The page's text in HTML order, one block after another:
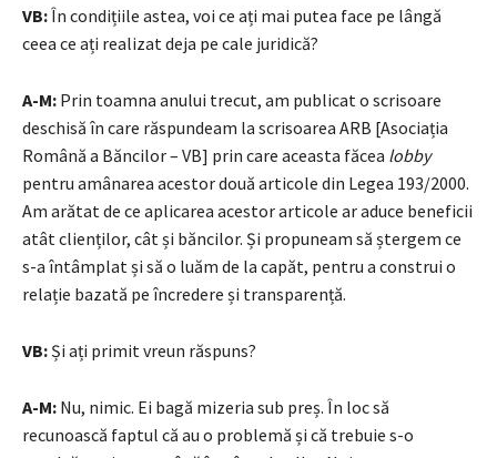
VB:În condițiile astea, voi ce ați mai putea face pe lângă
ceea ce ați realizat deja pe cale juridică?
A-M: Prin toamna anului trecut, am publicat o scrisoare
deschisă în care răspundeam la scrisoarea ARB [Asociația
Română a Băncilor – VB] prin care aceasta făcea lobby
pentru amânarea acestor două articole din Legea 193/2000.
Am arătat de ce aplicarea acestor articole ar aduce beneficii
atât clienților, cât și băncilor. Și propuneam să ștergem ce
s-a întâmplat și să o luăm de la capăt, pentru a construi o
relație bazată pe încredere și transparență.
VB:Și ați primit vreun răspuns?
A-M: Nu, nimic. Ei bagă mizeria sub preș. În loc să
recunoască faptul că au o problemă și că trebuie s-o